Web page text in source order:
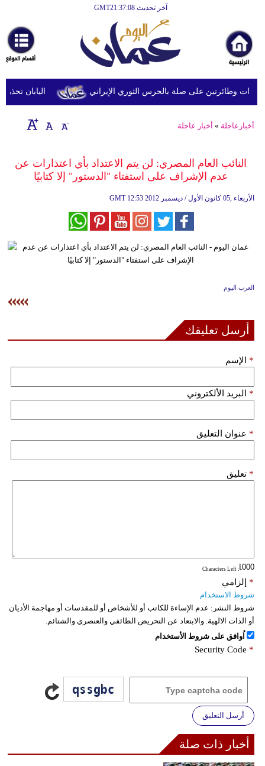
آخر تحديث GMT21:37:08
أخبارعاجلة
رياضة
ثقافة
إقتصاد
وموسيقى
سياحة
ديكور
مرأة
وتكنولوجيا
اليابان تحذر من وطائرتين على صلة بالحرس الثوري الإيراني
أخبارعاجلة » أخبار عاجلة
النائب العام المصري: لن يتم الاعتداد بأي اعتذارات عن
عدم الإشراف على استفتاء "الدستور" إلا كتابيًا
GMT 12:53 2012 الأربعاء ,05 كانون الأول / ديسمبر
العرب اليوم
أرسل تعليقك
الإسم *
البريد الألكتروني *
عنوان التعليق *
تعليق *
: Characters Left
إلزامي *
شروط الاستخدام
شروط النشر: عدم الإساءة للكاتب أو للأشخاص أو للمقدسات أو مهاجمة الأديان
أو الذات الالهية. والابتعاد عن التحريض الطائفي والعنصري والشتائم.
اُوافق على شروط الأستخدام
Security Code *
أرسل التعليق
أخبار ذات صلة